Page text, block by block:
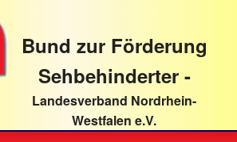
Bund zur Förderung
Sehbehinderter -
Landesverband Nordrhein-
Westfalen e.V.